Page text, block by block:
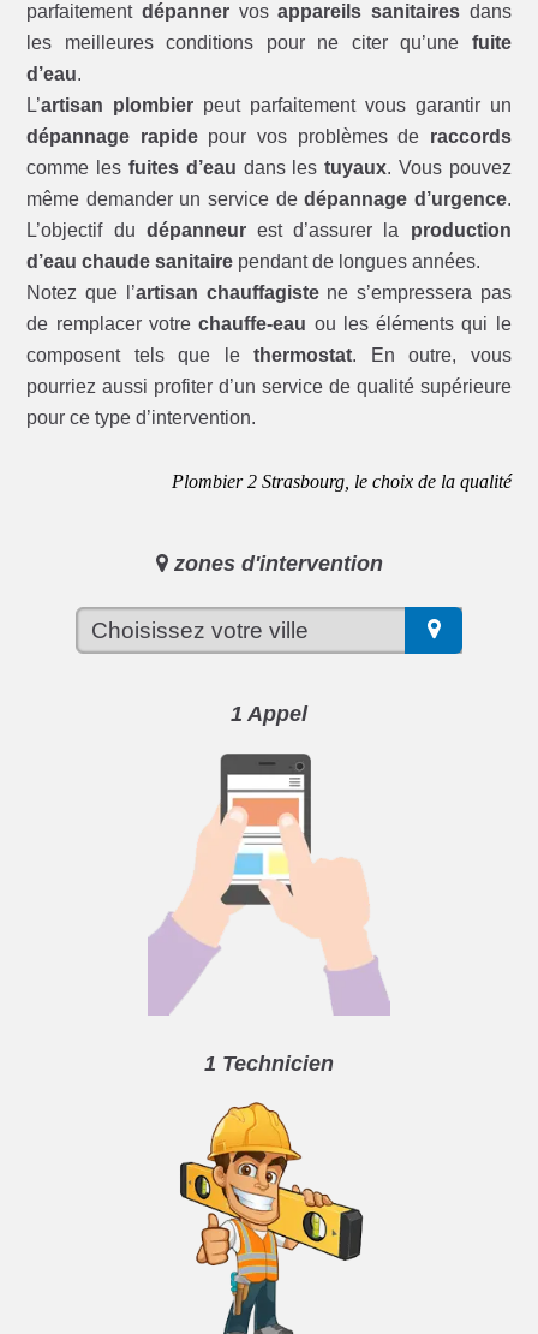
parfaitementdépanner vosappareils sanitairesdans
les meilleures conditions pour ne citer qu’une fuite
d’eau.
L’artisan plombier peut parfaitement vous garantir un
dépannage rapidepour vos problèmes de raccords
comme les fuites d’eau dans lestuyaux. Vous pouvez
même demander un service dedépannage d’urgence.
L’objectif du dépanneurest d’assurer la production
d’eau chaude sanitaire pendant de longues années.
Notez que l’artisan chauffagistene s’empressera pas
de remplacer votrechauffe-eau ou les éléments qui le
composent tels que lethermostat. En outre, vous
pourriez aussi profiter d’un service de qualité supérieure
pour ce type d’intervention.
Plombier 2 Strasbourg, le choix de la qualité
zones d'intervention
1 Appel
1 Technicien